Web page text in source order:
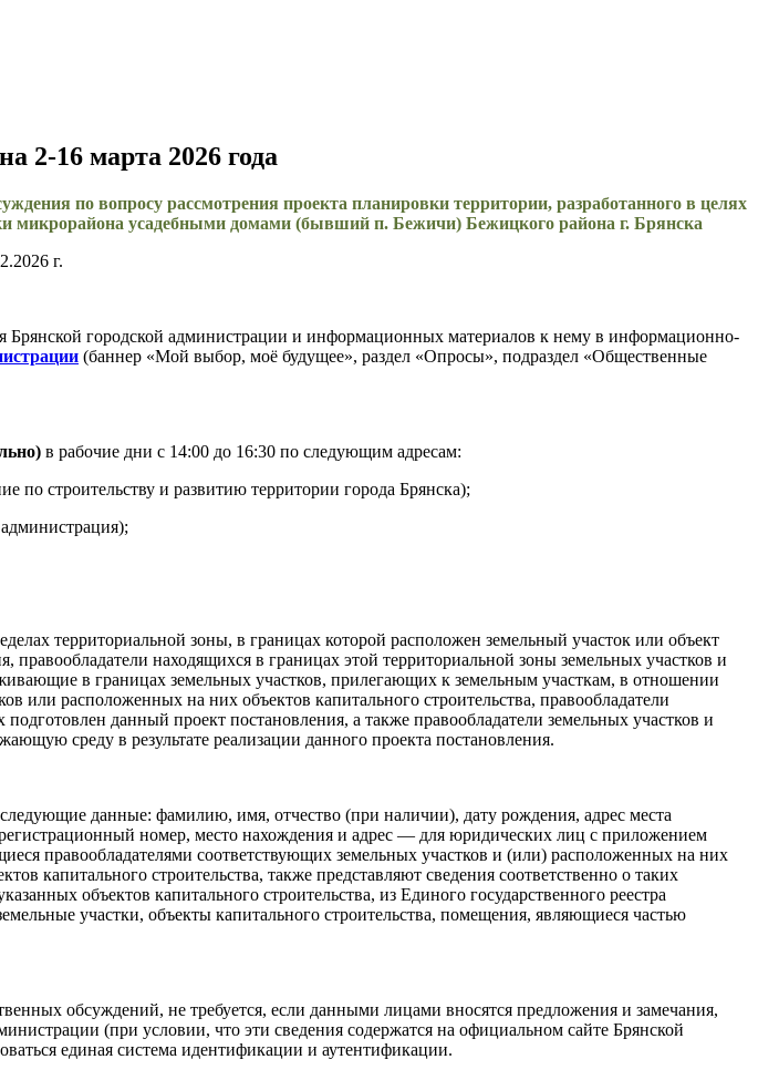
2-16 марта 2026 года
по вопросу рассмотрения проекта планировки территории, разработанного в целях
микрорайона усадебными домами (бывший п. Бежичи) Бежицкого района г. Брянска
г.
городской администрации и информационных материалов к нему в информационно-
(баннер «Мой выбор, моё будущее», раздел «Опросы», подраздел «Общественные
в рабочие дни с 14:00 до 16:30 по следующим адресам:
по строительству и развитию территории города Брянска);
территориальной зоны, в границах которой расположен земельный участок или объект
находящихся в границах этой территориальной зоны земельных участков и
в границах земельных участков, прилегающих к земельным участкам, в отношении
или расположенных на них объектов капитального строительства, правообладатели
данный проект постановления, а также правообладатели земельных участков и
среду в результате реализации данного проекта постановления.
данные: фамилию, имя, отчество (при наличии), дату рождения, адрес места
номер, место нахождения и адрес — для юридических лиц с приложением
правообладателями соответствующих земельных участков и (или) расположенных на них
капитального строительства, также представляют сведения соответственно о таких
объектов капитального строительства, из Единого государственного реестра
участки, объекты капитального строительства, помещения, являющиеся частью
обсуждений, не требуется, если данными лицами вносятся предложения и замечания,
(при условии, что эти сведения содержатся на официальном сайте Брянской
единая система идентификации и аутентификации.